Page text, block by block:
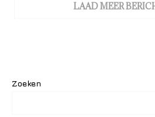
LAAD MEER
Zoeken